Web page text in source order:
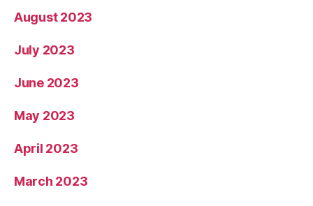
August 2023
July 2023
June 2023
May 2023
April 2023
March 2023